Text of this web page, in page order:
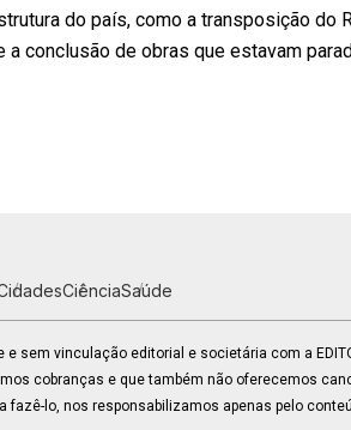
do país, como a transposição do
conclusão de obras que estavam
CiênciaSaúde
sem vinculação editorial e societária com a
cobranças e que também não oferecemos
lo, nos responsabilizamos apenas pelo